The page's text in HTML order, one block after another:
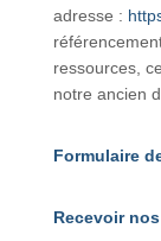
adresse :
ressources,
notre ancien
Formulaire
Recevoir